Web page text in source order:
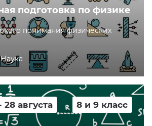
подготовка по физике
понимания физических
28 августа 8 и 9 класс